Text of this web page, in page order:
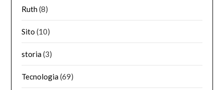
Ruth(8)
Sito (10)
storia(3)
Tecnologia(69)